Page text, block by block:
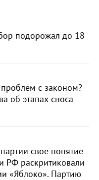
подорожал до 18
с законом?
об этапах сноса
свое понятие
РФ раскритиковали
«Яблоко». Партию